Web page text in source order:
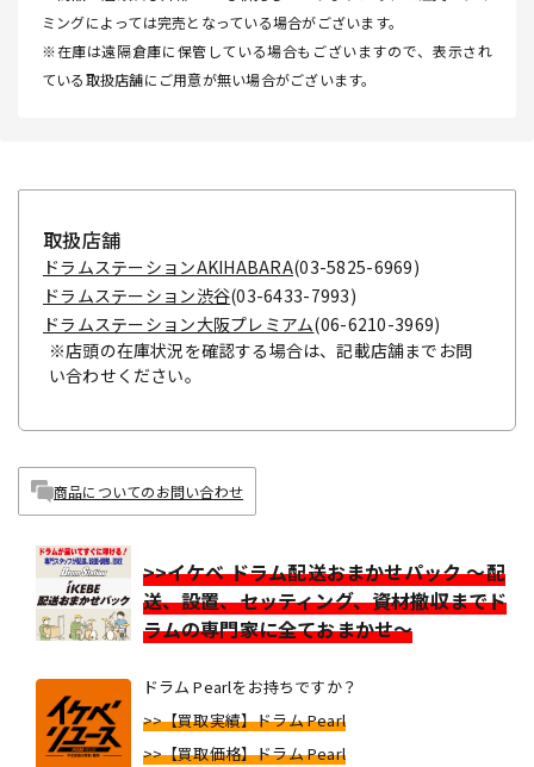
ミングによっては完売となっている場合がございます。
※在庫は遠隔倉庫に保管している場合もございますので、表示され
ている取扱店舗にご用意が無い場合がございます。
取扱店舗
ドラムステーションAKIHABARA(03-5825-6969)
ドラムステーション渋谷(03-6433-7993)
ドラムステーション大阪プレミアム(06-6210-3969)
※店頭の在庫状況を確認する場合は、記載店舗までお問
い合わせください。
商品についてのお問い合わせ
>>イケベ ドラム配送おまかせパック ～配
送、設置、セッティング、資材撤収までド
ラムの専門家に全ておまかせ～
ドラム Pearlをお持ちですか？
>>【買取実績】ドラム Pearl
>>【買取価格】ドラム Pearl